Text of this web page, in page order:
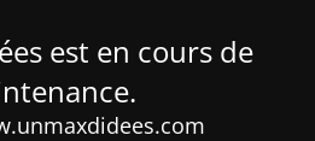
est en cours de